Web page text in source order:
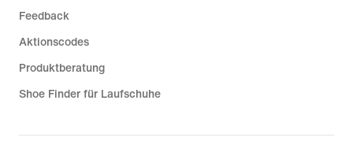
Feedback
Aktionscodes
Produktberatung
Shoe Finder für Laufschuhe